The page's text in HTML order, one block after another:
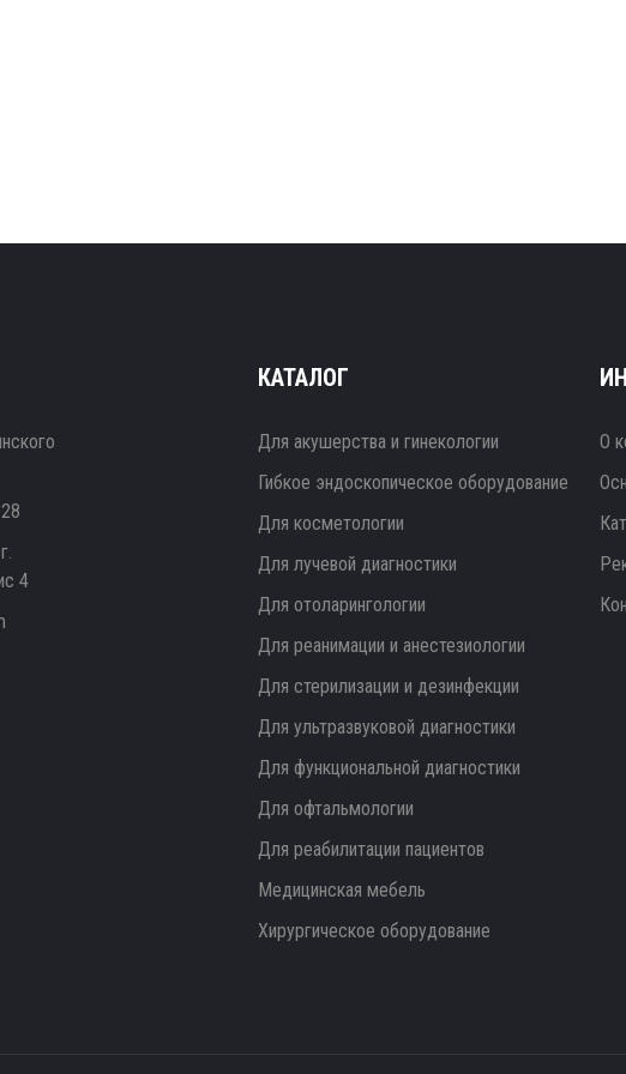
4
КАТАЛОГ
Для акушерства и гинекологии
Гибкое эндоскопическое оборудование
Для косметологии
Для лучевой диагностики
Для отоларингологии
Для реанимации и анестезиологии
Для стерилизации и дезинфекции
Для ультразвуковой диагностики
Для функциональной диагностики
Для офтальмологии
Для реабилитации пациентов
Медицинская мебель
Хирургическое оборудование
О